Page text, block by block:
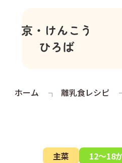
ホーム 離乳食レシピ
主菜 12～18